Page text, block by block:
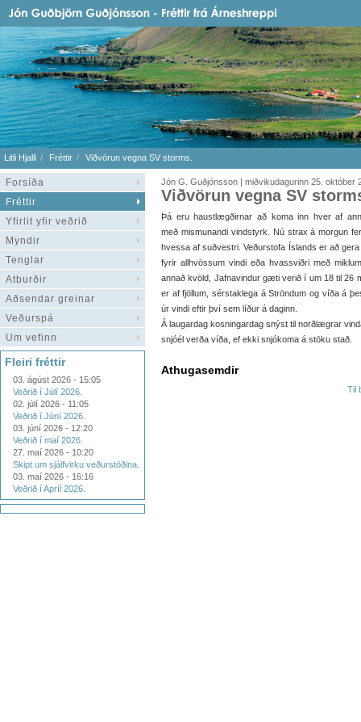
Litli Hjalli Fréttir Viðvörun vegna SV storms.
Forsíða
Fréttir
Yfirlit yfir veðrið
Myndir
Tenglar
Atburðir
Aðsendar greinar
Veðurspá
Um vefinn
Fleiri fréttir
03. ágúst 2026 - 15:05
Veðrið í Júlí 2026.
02. júlí 2026 - 11:05
Veðrið í Júní 2026.
03. júní 2026 - 12:20
Veðrið í maí 2026.
27. maí 2026 - 10:20
Skipt um sjálfvirku veðurstöðina.
03. maí 2026 - 16:16
Veðrið í Apríl 2026.
Jón G. Guðjónsson | miðvikudagurinn 25. október
Viðvörun vegna SV
Þá eru haustlægðirnar að koma inn hver af
með mismunandi vindstyrk. Nú strax á morgun
hvessa af suðvestri. Veðurstofa Íslands er að gera
fyrir allhvössum vindi eða hvassviðri með
annað kvöld, Jafnavindur gæti verið í um 18 til 26
er af fjöllum, sérstaklega á Ströndum og víða á
úr vindi eftir því sem líður á daginn.
Á laugardag kosningardag snýst til norðlægrar
snjóél verða víða, ef ekki snjókoma á stöku stað.
Athugasemdir
Til